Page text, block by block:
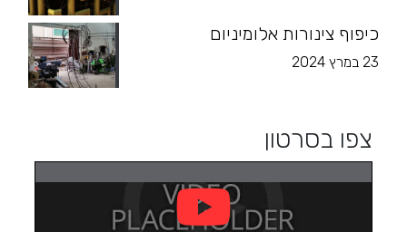
כיפוף צינורות אלומיניום
23 במרץ 2024
צפו בסרטון